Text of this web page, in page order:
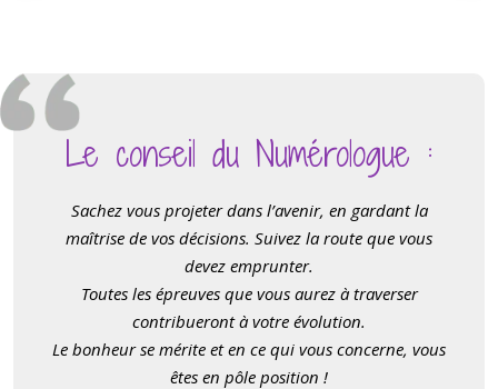
Le conseil du Numérologue :
Sachez vous projeter dans l’avenir, en gardant la
maîtrise de vos décisions. Suivez la route que vous
devez emprunter.
Toutes les épreuves que vous aurez à traverser
contribueront à votre évolution.
Le bonheur se mérite et en ce qui vous concerne, vous
êtes en pôle position !